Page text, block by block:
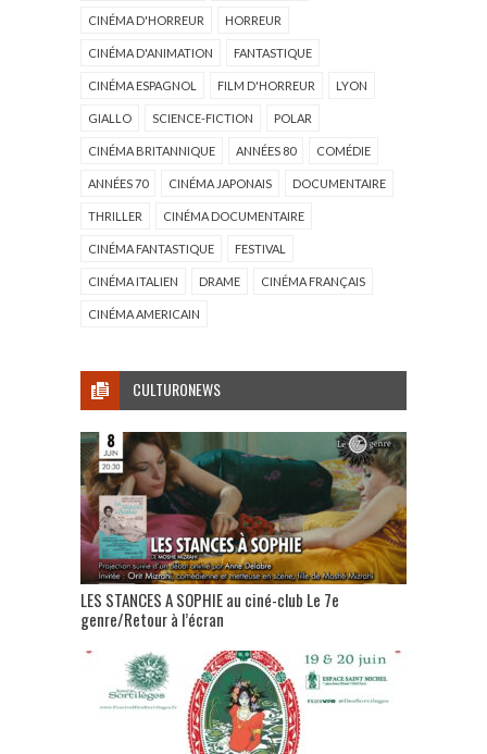
CINÉMA D'HORREUR HORREUR
CINÉMA D'ANIMATION FANTASTIQUE
CINÉMA ESPAGNOL FILM D'HORREUR LYON
GIALLO SCIENCE-FICTION POLAR
CINÉMA BRITANNIQUE ANNÉES 80 COMÉDIE
ANNÉES 70 CINÉMA JAPONAIS DOCUMENTAIRE
THRILLER CINÉMA DOCUMENTAIRE
CINÉMA FANTASTIQUE FESTIVAL
CINÉMA ITALIEN DRAME CINÉMA FRANÇAIS
CINÉMA AMERICAIN
CULTURONEWS
LES STANCES A SOPHIE au ciné-club Le 7e
genre/Retour à l’écran